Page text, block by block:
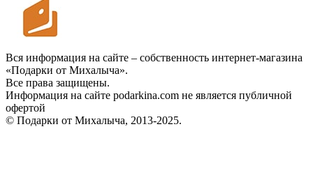
Вся информация на сайте – собственность интернет-магазина
«Подарки от Михалыча».
Все права защищены.
Информация на сайте podarkina.com не является публичной
офертой
© Подарки от Михалыча, 2013-2025.